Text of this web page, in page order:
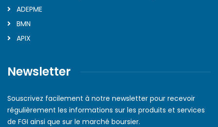
ADEPME
BMN
APIX
Newsletter
Souscrivez facilement à notre newsletter pour recevoir
régulièrement les informations sur les produits et services
de FGI ainsi que sur le marché boursier.